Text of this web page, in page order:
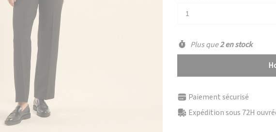
Plus que2 en stock
Paiement sécurisé
Expédition sous 72H